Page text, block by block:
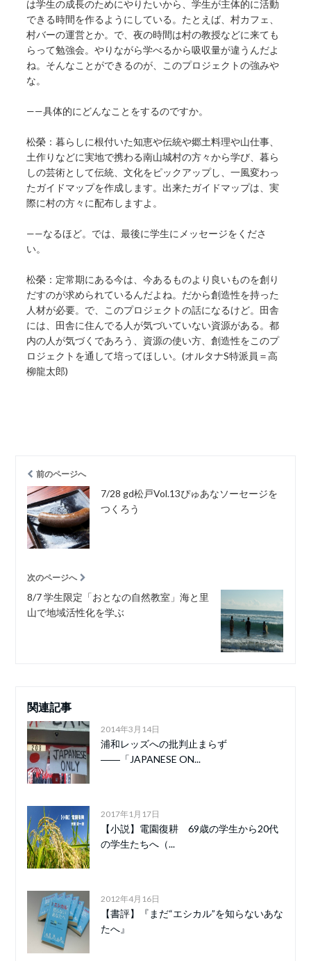
は学生の成長のためにやりたいから、学生が主体的に活動
できる時間を作るようにしている。たとえば、村カフェ、
村バーの運営とか。で、夜の時間は村の教授などに来ても
らって勉強会。やりながら学べるから吸収量が違うんだよ
ね。そんなことができるのが、このプロジェクトの強みや
な。
——具体的にどんなことをするのですか。
松榮：暮らしに根付いた知恵や伝統や郷土料理や山仕事、
土作りなどに実地で携わる南山城村の方々から学び、暮ら
しの芸術として伝統、文化をピックアップし、一風変わっ
たガイドマップを作成します。出来たガイドマップは、実
際に村の方々に配布しますよ。
——なるほど。では、最後に学生にメッセージをくださ
い。
松榮：定常期にある今は、今あるものより良いものを創り
だすのが求められているんだよね。だから創造性を持った
人材が必要。で、このプロジェクトの話になるけど。田舎
には、田舎に住んでる人が気づいていない資源がある。都
内の人が気づくであろう、資源の使い方、創造性をこのプ
ロジェクトを通して培ってほしい。(オルタナS特派員＝高
柳龍太郎)
前のページへ
7/28 gd松戸Vol.13ぴゅあなソーセージを
つくろう
次のページへ
8/7 学生限定「おとなの自然教室」海と里
山で地域活性化を学ぶ
関連記事
2014年3月14日
浦和レッズへの批判止まらず
――「JAPANESE ON...
2017年1月17日
【小説】電園復耕 69歳の学生から20代
の学生たちへ（...
2012年4月16日
【書評】『まだ“エシカル”を知らないあな
たへ』